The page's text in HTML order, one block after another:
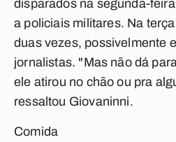
disparados na segunda-
a policiais militares. Na
duas vezes, possivelmente
jornalistas. "Mas não dá
ele atirou no chão ou pra
ressaltou Giovaninni.
Comida